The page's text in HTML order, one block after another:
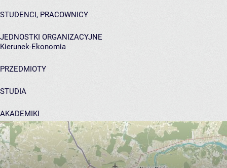
STUDENCI, PRACOWNICY
JEDNOSTKI ORGANIZACYJNE
Kierunek-Ekonomia
PRZEDMIOTY
STUDIA
AKADEMIKI
POMOC